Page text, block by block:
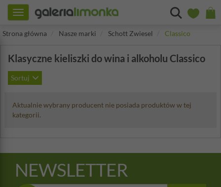
Toggle
navigation
Strona główna
Nasze marki Schott Zwiesel Classico
Klasyczne kieliszki do wina i alkoholu Classico
Sortuj
Aktualnie wybrany producent nie posiada produktów w tej
kategorii.
NEWSLETTER